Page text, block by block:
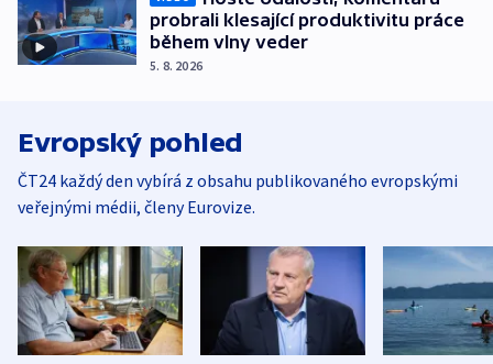
probrali klesající produktivitu práce
během vlny veder
5. 8. 2026
Evropský pohled
ČT24 každý den vybírá z obsahu publikovaného evropskými
veřejnými médii, členy Eurovize.